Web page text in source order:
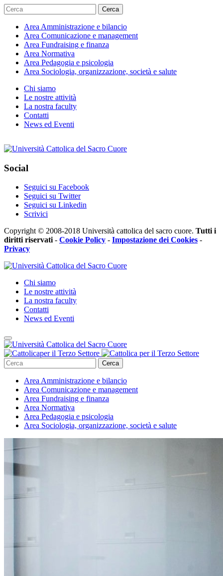
Cerca
Area Amministrazione e bilancio
Area Comunicazione e management
Area Fundraising e finanza
Area Normativa
Area Pedagogia e psicologia
Area Sociologia, organizzazione, società e salute
Chi siamo
Le nostre attività
La nostra faculty
Contatti
News ed Eventi
Social
Seguici su Facebook
Seguici su Twitter
Seguici su Linkedin
Scrivici
Copyright © 2008-2018 Università cattolica del sacro cuore. Tutti i
diritti riservati- Cookie Policy - Impostazione dei Cookies -
Privacy
Chi siamo
Le nostre attività
La nostra faculty
Contatti
News ed Eventi
Cerca
AreaAmministrazione e bilancio
Area Comunicazione e management
Area Fundraising e finanza
Area Normativa
Area Pedagogia e psicologia
Area Sociologia, organizzazione, società e salute